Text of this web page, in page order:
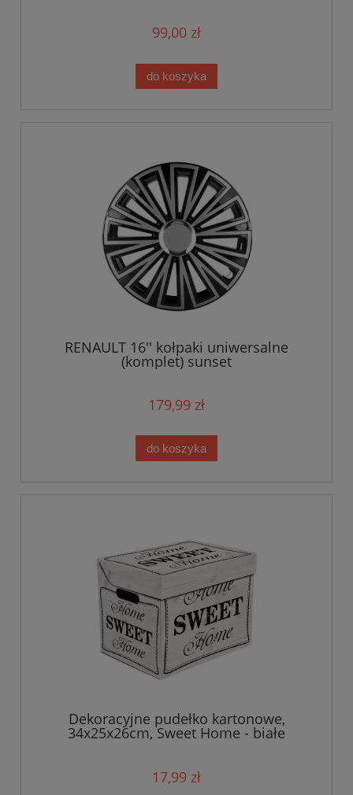
99,00 zł
do koszyka
RENAULT 16'' kołpaki uniwersalne
(komplet) sunset
179,99 zł
do koszyka
Dekoracyjne pudełko kartonowe,
34x25x26cm, Sweet Home - białe
17,99 zł